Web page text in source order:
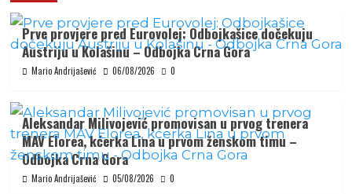
Prve provjere pred Eurovolej: Odbojkašice dočekuju
Austriju u Kolašinu – Odbojka Crna Gora
Mario Andrijašević 06/08/2026 0
Aleksandar Milivojević promovisan u prvog trenera
MAV Elorea, kćerka Lina u prvom ženskom timu –
Odbojka Crna Gora
Mario Andrijašević 05/08/2026 0